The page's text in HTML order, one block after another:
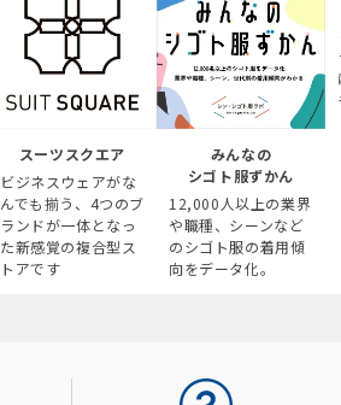
スーツスクエア
ビジネスウェアがな
んでも揃う、4つのブ
ランドが一体となっ
た新感覚の複合型ス
トアです
みんなの
シゴト服ずかん
12,000人以上の業界
や職種、シーンなど
のシゴト服の着用傾
向をデータ化。